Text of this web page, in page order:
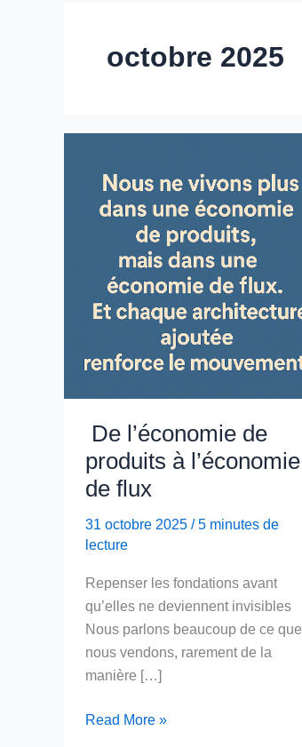
octobre 2025
De l’économie de
produits à l’économie
de flux
31 octobre 2025 /5 minutes de
lecture
Repenser les fondations avant
qu’elles ne deviennent invisibles
Nous parlons beaucoup de ce que
nous vendons, rarement de la
manière […]
De
Read More »